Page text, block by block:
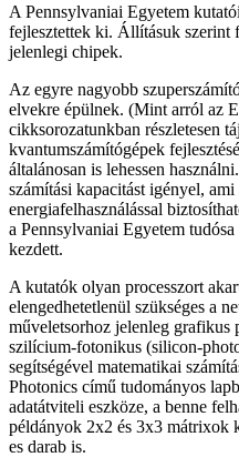
A Pennsylvaniai Egyetem
fejlesztettek ki. Állításuk szerint
jelenlegi chipek.
Az egyre nagyobb
elvekre épülnek. (Mint arról az
cikksorozatunkban részletesen
kvantumszámítógépek
általánosan is lehessen
számítási kapacitást igényel,
energiafelhasználással
a Pennsylvaniai Egyetem
kezdett.
A kutatók olyan processzort
elengedhetetlenül szükséges a
műveletsorhoz jelenleg grafikus
szilícium-fotonikus (silicon-
segítségével matematikai
Photonics című tudományos
adatátviteli eszköze, a benne
példányok 2x2 és 3x3 mátrixok
es darab is.